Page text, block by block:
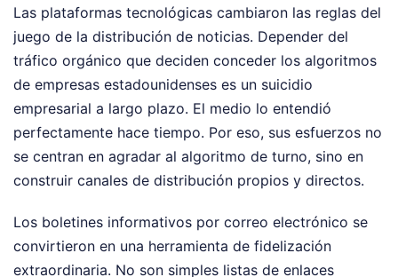
Las plataformas tecnológicas cambiaron las reglas del
juego de la distribución de noticias. Depender del
tráfico orgánico que deciden conceder los algoritmos
de empresas estadounidenses es un suicidio
empresarial a largo plazo. El medio lo entendió
perfectamente hace tiempo. Por eso, sus esfuerzos no
se centran en agradar al algoritmo de turno, sino en
construir canales de distribución propios y directos.
Los boletines informativos por correo electrónico se
convirtieron en una herramienta de fidelización
extraordinaria. No son simples listas de enlaces